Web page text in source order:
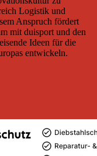
Logistik und
Anspruch fördert
mit duisport und den
Ideen für die
entwickeln.